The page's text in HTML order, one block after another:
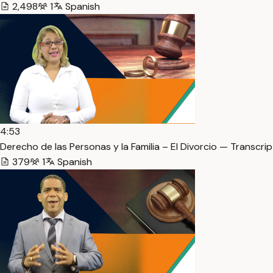
2,498 1 Spanish
4:53
Derecho de las Personas y la Familia – El Divorcio —
379
1 Spanish